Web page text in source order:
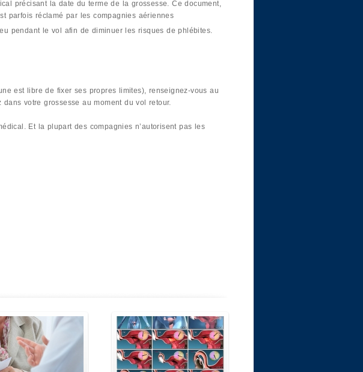
précisant la date du terme de la grossesse. Ce document,
parfois réclamé par les compagnies aériennes
pendant le vol afin de diminuer les risques de phlébites.
est libre de fixer ses propres limites), renseignez-vous au
votre grossesse au moment du vol retour.
Et la plupart des compagnies n’autorisent pas les